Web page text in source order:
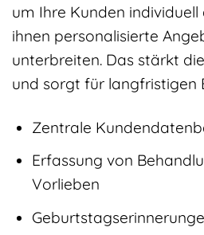
um Ihre Kunden
ihnen personalisierte
unterbreiten. Das stärkt
und sorgt für langfristigen
Zentrale
Erfassung von
Vorlieben